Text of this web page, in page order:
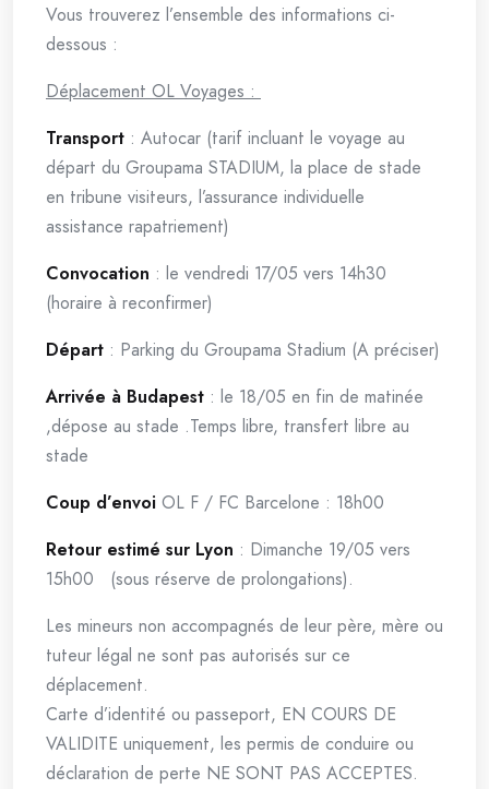
Vous trouverez l’ensemble des informations ci-
dessous :
Déplacement OL Voyages :
Transport : Autocar (tarif incluant le voyage au
départ du Groupama STADIUM, la place de stade
en tribune visiteurs, l’assurance individuelle
assistance rapatriement)
Convocation : le vendredi 17/05 vers 14h30
(horaire à reconfirmer)
Départ : Parking du Groupama Stadium (A préciser)
Arrivée à Budapest : le 18/05 en fin de matinée
,dépose au stade .Temps libre, transfert libre au
stade
Coup d’envoi OL F / FC Barcelone : 18h00
Retour estimé sur Lyon : Dimanche 19/05 vers
15h00 (sous réserve de prolongations).
Les mineurs non accompagnés de leur père, mère ou
tuteur légal ne sont pas autorisés sur ce
déplacement.
Carte d’identité ou passeport, EN COURS DE
VALIDITE uniquement, les permis de conduire ou
déclaration de perte NE SONT PAS ACCEPTES.